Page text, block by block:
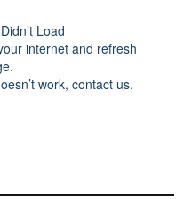
Load
internet and refresh
work, contact us.